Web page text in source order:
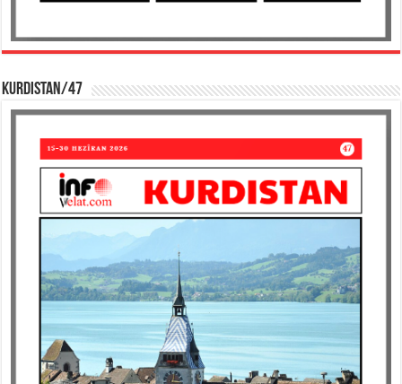
KURDISTAN/47